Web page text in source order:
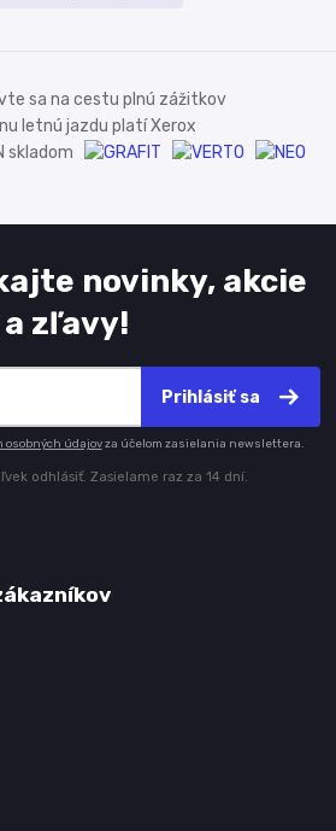
novinky, akcie
a zľavy!
Prihlásiť sa
osobných údajovza účelom zasielania newslettera.
odhlásiť. Zasielame raz za 14 dní.